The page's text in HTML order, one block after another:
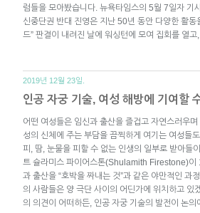
럼들을 모아봤습니다. 뉴욕타임스의 5월 7일자 기
신중단권 반대 진영은 지난 50년 동안 다양한 활동
드” 판결이 내려진 날에 워싱턴에 모여 집회를 열
2019년 12월 23일.
인공 자궁 기술, 여성 해방에 기여할
어떤 여성들은 임신과 출산을 즐겁고 자연스러우
성의 신체에 주는 부담을 끔찍하게 여기는 여성들
피, 땀, 눈물을 피할 수 없는 인생의 일부로 받아들
트 슐라미스 파이어스톤(Shulamith Firestone)이
과 출산을 “호박을 짜내는 것”과 같은 야만적인 과
의 사람들은 양 극단 사이의 어딘가에 위치하고 있
의 의견이 어떠하든, 인공 자궁 기술의 발전이 논